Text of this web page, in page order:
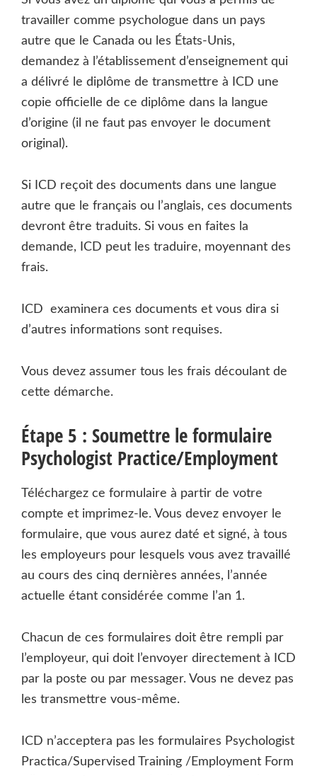
travailler comme psychologue dans un pays
autre que le Canada ou les États-Unis,
demandez à l’établissement d’enseignement qui
a délivré le diplôme de transmettre à ICD une
copie officielle de ce diplôme dans la langue
d’origine (il ne faut pas envoyer le document
original).
Si ICD reçoit des documents dans une langue
autre que le français ou l’anglais, ces documents
devront être traduits. Si vous en faites la
demande, ICD peut les traduire, moyennant des
frais.
ICD examinera ces documents et vous dira si
d’autres informations sont requises.
Vous devez assumer tous les frais découlant de
cette démarche.
Étape 5 : Soumettre le formulaire
Psychologist Practice/Employment
Téléchargez ce formulaire à partir de votre
compte et imprimez-le. Vous devez envoyer le
formulaire, que vous aurez daté et signé, à tous
les employeurs pour lesquels vous avez travaillé
au cours des cinq dernières années, l’année
actuelle étant considérée comme l’an 1.
Chacun de ces formulaires doit être rempli par
l’employeur, qui doit l’envoyer directement à ICD
par la poste ou par messager. Vous ne devez pas
les transmettre vous-même.
ICD n’acceptera pas les formulaires Psychologist
Practica/Supervised Training /Employment Form